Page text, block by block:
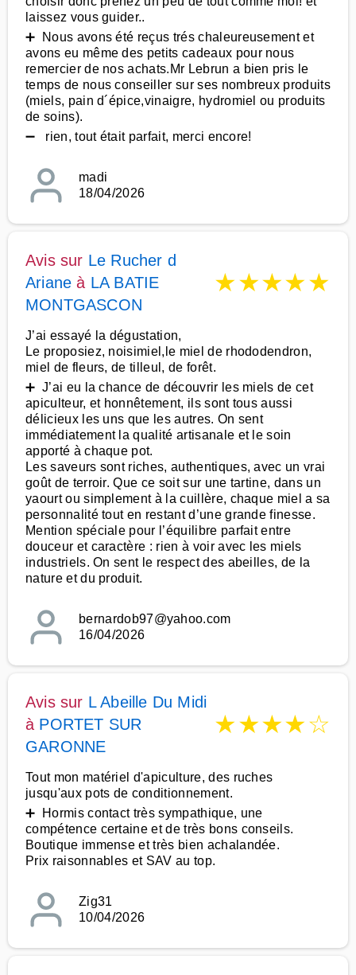
laissez vous guider..
➕ Nous avons été reçus trés chaleureusement et
avons eu même des petits cadeaux pour nous
remercier de nos achats.Mr Lebrun a bien pris le
temps de nous conseiller sur ses nombreux produits
(miels, pain d´épice,vinaigre, hydromiel ou produits
de soins).
➖ rien, tout était parfait, merci encore!
madi
18/04/2026
Avis sur Le Rucher d
Ariane à LA BATIE
MONTGASCON
★★★★★
J’ai essayé la dégustation,
Le proposiez, noisimiel,le miel de rhododendron,
miel de fleurs, de tilleul, de forêt.
➕ J’ai eu la chance de découvrir les miels de cet
apiculteur, et honnêtement, ils sont tous aussi
délicieux les uns que les autres. On sent
immédiatement la qualité artisanale et le soin
apporté à chaque pot.
Les saveurs sont riches, authentiques, avec un vrai
goût de terroir. Que ce soit sur une tartine, dans un
yaourt ou simplement à la cuillère, chaque miel a sa
personnalité tout en restant d’une grande finesse.
Mention spéciale pour l’équilibre parfait entre
douceur et caractère : rien à voir avec les miels
industriels. On sent le respect des abeilles, de la
nature et du produit.
bernardob97@yahoo.com
16/04/2026
Avis sur L Abeille Du Midi
à PORTET SUR
GARONNE
★★★★☆
Tout mon matériel d'apiculture, des ruches
jusqu'aux pots de conditionnement.
➕ Hormis contact très sympathique, une
compétence certaine et de très bons conseils.
Boutique immense et très bien achalandée.
Prix raisonnables et SAV au top.
Zig31
10/04/2026